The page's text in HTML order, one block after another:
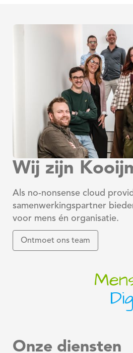
Wij zijn
Als no-nonsense cloud
samenwerkingspartner
voor mens én organisatie.
Ontmoet ons team
Onze diensten